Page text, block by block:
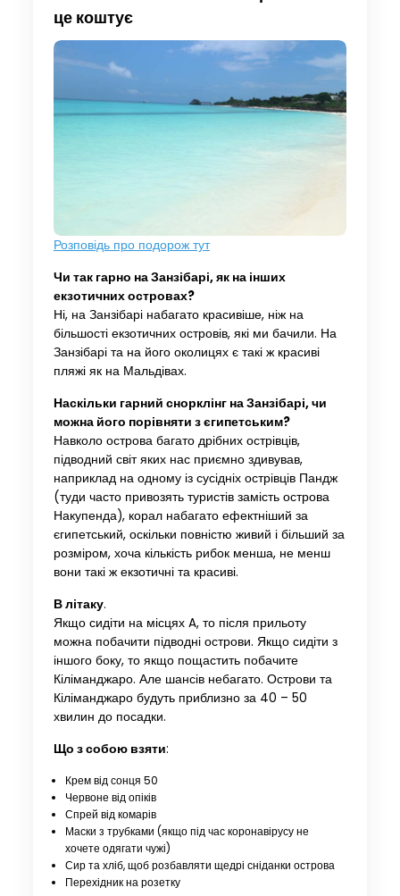
це коштує
Розповідь про подорож тут
Чи так гарно на Занзібарі, як на інших
екзотичних островах?
Ні, на Занзібарі набагато красивіше, ніж на
більшості екзотичних островів, які ми бачили. На
Занзібарі та на його околицях є такі ж красиві
пляжі як на Мальдівах.
Наскільки гарний снорклінг на Занзібарі, чи
можна його порівняти з єгипетським?
Навколо острова багато дрібних острівців,
підводний світ яких нас приємно здивував,
наприклад на одному із сусідніх острівців Пандж
(туди часто привозять туристів замість острова
Накупенда), корал набагато ефектніший за
єгипетський, оскільки повністю живий і більший за
розміром, хоча кількість рибок менша, не менш
вони такі ж екзотичні та красиві.
В літаку.
Якщо сидіти на місцях A, то після прильоту
можна побачити підводні острови. Якщо сидіти з
іншого боку, то якщо пощастить побачите
Кіліманджаро. Але шансів небагато. Острови та
Кіліманджаро будуть приблизно за 40 – 50
хвилин до посадки.
Що з собою взяти:
Крем від сонця 50
Червоне від опіків
Спрей від комарів
Маски з трубками (якщо під час коронавірусу не
хочете одягати чужі)
Сир та хліб, щоб розбавляти щедрі сніданки острова
Перехідник на розетку